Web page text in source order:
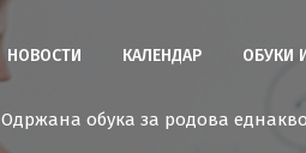
НОВОСТИ КАЛЕНДАР ОБУКИ
Одржана обука за родова